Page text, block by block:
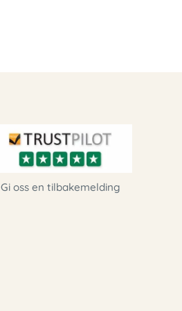
Gi oss en tilbakemelding